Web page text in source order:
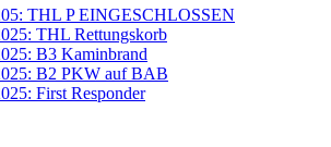
THL P EINGESCHLOSSEN
THL Rettungskorb
B3 Kaminbrand
B2 PKW auf BAB
First Responder